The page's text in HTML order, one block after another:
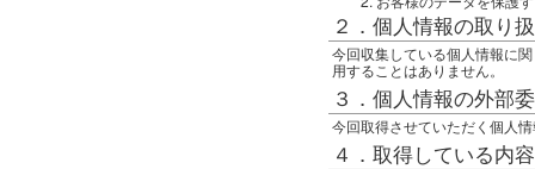
２．個人情報の取り
今回収集している個人情報に
用することはありません。
３．個人情報の外部
今回取得させていただく個人
４．取得している内